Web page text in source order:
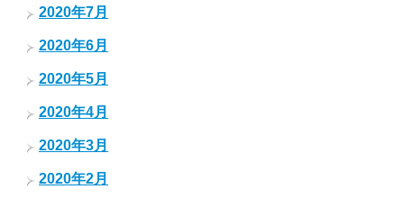
2020年7月
2020年6月
2020年5月
2020年4月
2020年3月
2020年2月